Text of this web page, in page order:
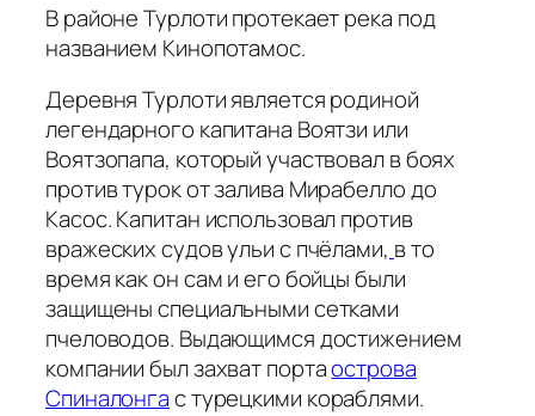
В районе Турлоти протекает река под
названием Кинопотамос.
Деревня Турлоти является родиной
легендарного капитана Воятзи или
Воятзопапа, который участвовал в боях
против турок от залива Мирабелло до
Касос. Капитан использовал против
вражеских судов ульи с пчёлами, в то
время как он сам и его бойцы были
защищены специальными сетками
пчеловодов. Выдающимся достижением
компании был захват портаострова
Спиналонгас турецкими кораблями.